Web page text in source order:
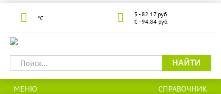
°С
$ - 82.17 руб.
€ - 94.84 руб.
НАЙТИ
МЕНЮ СПРАВОЧНИК